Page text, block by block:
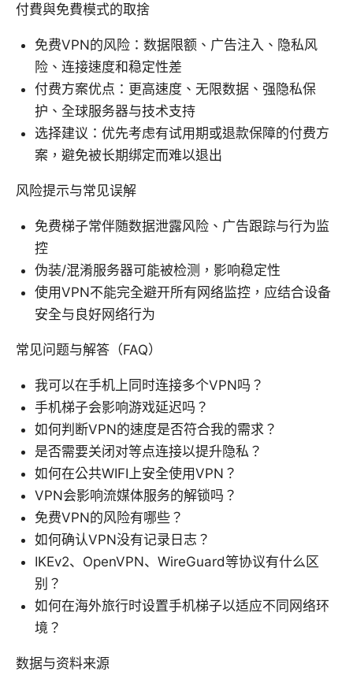
付費與免費模式的取捨
免费VPN的风险：数据限额、广告注入、隐私风
险、连接速度和稳定性差
付费方案优点：更高速度、无限数据、强隐私保
护、全球服务器与技术支持
选择建议：优先考虑有试用期或退款保障的付费方
案，避免被长期绑定而难以退出
风险提示与常见误解
免费梯子常伴随数据泄露风险、广告跟踪与行为监
控
伪装/混淆服务器可能被检测，影响稳定性
使用VPN不能完全避开所有网络监控，应结合设备
安全与良好网络行为
常见问题与解答（FAQ）
我可以在手机上同时连接多个VPN吗？
手机梯子会影响游戏延迟吗？
如何判断VPN的速度是否符合我的需求？
是否需要关闭对等点连接以提升隐私？
如何在公共WIFI上安全使用VPN？
VPN会影响流媒体服务的解锁吗？
免费VPN的风险有哪些？
如何确认VPN没有记录日志？
IKEv2、OpenVPN、WireGuard等协议有什么区
别？
如何在海外旅行时设置手机梯子以适应不同网络环
境？
数据与资料来源